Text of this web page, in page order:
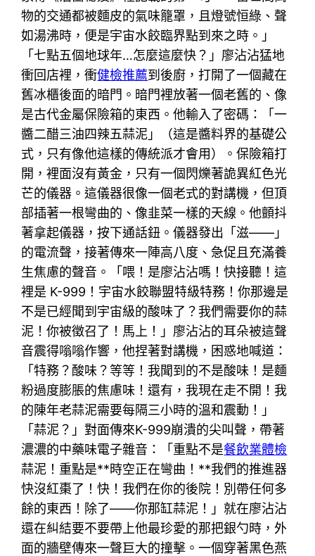
物的交通都被麵皮的氣味籠罩，且燈號恒綠、聲
如湯沸時，便是宇宙水餃臨界點到來之時。」
「七點五個地球年…怎麼這麼快？」廖沾沾猛地
衝回店裡，衝健檢推薦到後廚，打開了一個藏在
舊冰櫃後面的暗門。暗門裡放著一個老舊的、像
是古代金屬保險箱的東西。他輸入了密碼：「一
醬二醋三油四辣五蒜泥」（這是醬料界的基礎公
式，只有像他這樣的傳統派才會用）。保險箱打
開，裡面沒有黃金，只有一個閃爍著詭異紅色光
芒的儀器。這儀器很像一個老式的對講機，但頂
部插著一根彎曲的、像韭菜一樣的天線。他顫抖
著拿起儀器，按下通話鈕。儀器發出「滋——」
的電流聲，接著傳來一陣高八度、急促且充滿養
生焦慮的聲音。「喂！是廖沾沾嗎！快接聽！這
裡是 K-999！宇宙水餃聯盟特級特務！你那邊是
不是已經聞到宇宙級的酸味了？我們需要你的蒜
泥！你被徵召了！馬上！」廖沾沾的耳朵被這聲
音震得嗡嗡作響，他捏著對講機，困惑地喊道：
「特務？酸味？等等！我聞到的不是酸味！是麵
粉過度膨脹的焦慮味！還有，我現在走不開！我
的陳年老蒜泥需要每隔三小時的溫和震動！」
「蒜泥？」對面傳來K-999崩潰的尖叫聲，帶著
濃濃的中藥味電子雜音：「重點不是餐飲業體檢
蒜泥！重點是**時空正在彎曲！**我們的推進器
快沒紅棗了！快！我們在你的後院！別帶任何多
餘的東西！除了——你那缸蒜泥！」就在廖沾沾
還在糾結要不要帶上他最珍愛的那把銀勺時，外
面的牆壁傳來一聲巨大的撞擊。一個穿著黑色燕